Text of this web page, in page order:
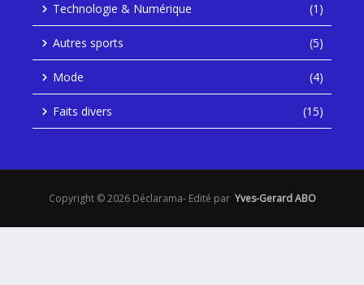
Technologie & Numérique (1)
Autres sports (5)
Mode (4)
Faits divers (15)
Copyright © 2026 Déclarama- Edité par Yves-Gerard ABO